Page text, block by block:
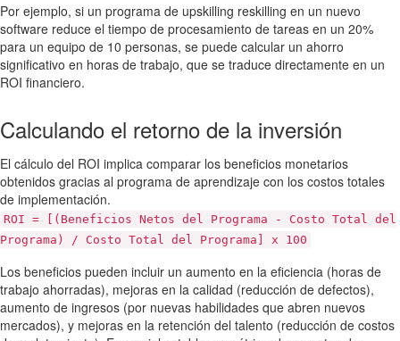
Por ejemplo, si un programa de upskilling reskilling en un nuevo
software reduce el tiempo de procesamiento de tareas en un 20%
para un equipo de 10 personas, se puede calcular un ahorro
significativo en horas de trabajo, que se traduce directamente en un
ROI financiero.
Calculando el retorno de la inversión
El cálculo del ROI implica comparar los beneficios monetarios
obtenidos gracias al programa de aprendizaje con los costos totales
de implementación.
ROI = [(Beneficios Netos del Programa - Costo Total del
Programa) / Costo Total del Programa] x 100
Los beneficios pueden incluir un aumento en la eficiencia (horas de
trabajo ahorradas), mejoras en la calidad (reducción de defectos),
aumento de ingresos (por nuevas habilidades que abren nuevos
mercados), y mejoras en la retención del talento (reducción de costos